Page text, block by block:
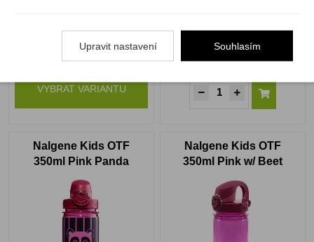
Skladem
739 Kč
VYBRAT VARIANTU
Skladem
189 Kč
Nalgene Kids OTF
350ml Pink Panda
Nalgene Kids OTF
350ml Pink w/ Beet
Upravit nastavení Souhlasím